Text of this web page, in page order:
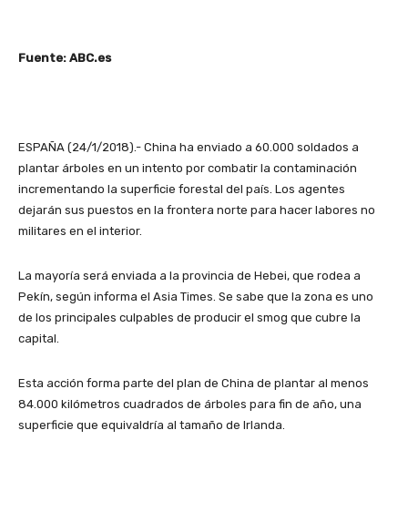
Fuente: ABC.es
ESPAÑA (24/1/2018).- China ha enviado a 60.000 soldados a
plantar árboles en un intento por combatir la contaminación
incrementando la superficie forestal del país. Los agentes
dejarán sus puestos en la frontera norte para hacer labores no
militares en el interior.
La mayoría será enviada a la provincia de Hebei, que rodea a
Pekín, según informa el Asia Times. Se sabe que la zona es uno
de los principales culpables de producir el smog que cubre la
capital.
Esta acción forma parte del plan de China de plantar al menos
84.000 kilómetros cuadrados de árboles para fin de año, una
superficie que equivaldría al tamaño de Irlanda.